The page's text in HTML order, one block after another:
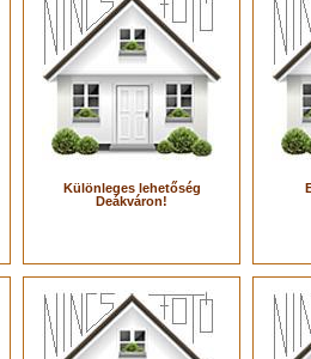
Különleges lehetőség
Deákváron!